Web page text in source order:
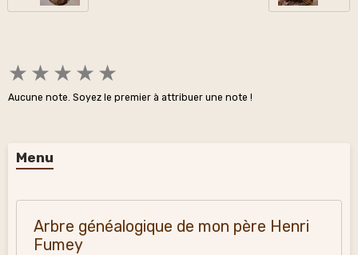
★ ★ ★ ★ ★
Aucune note. Soyez le premier à attribuer une note !
Menu
Arbre généalogique de mon père Henri
Fumey